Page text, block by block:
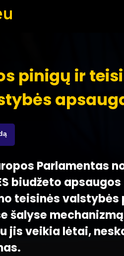
pinigų ir
Parlamentas
biudžeto apsaugos
teisinės valstybės
šalyse
jis veikia lėtai,